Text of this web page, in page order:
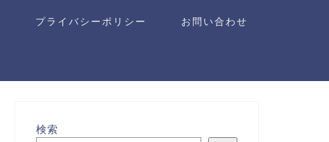
プライバシーポリシー お問い合わせ
検索